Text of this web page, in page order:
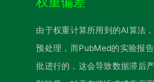
由于权重计算所用到的AI算法
预处理，而PubMed的实验报
批进行的，这会导致数据滞后